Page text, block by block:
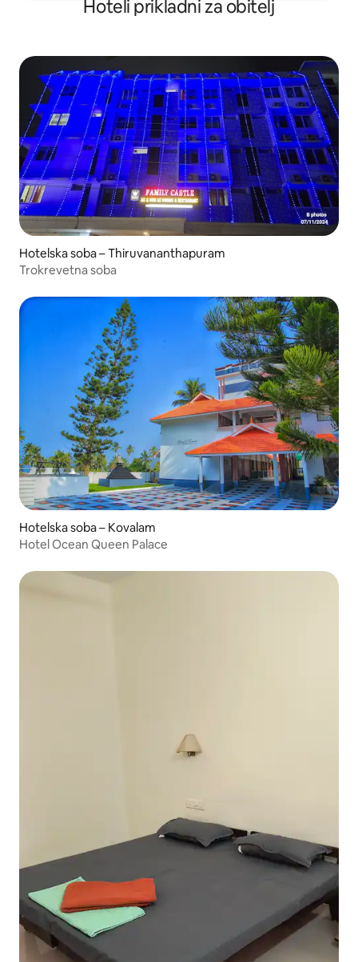
Hoteli prikladni za obitelj
Hotelska soba – Thiruvananthapuram
Trokrevetna soba
Hotelska soba – Kovalam
Hotel Ocean Queen Palace